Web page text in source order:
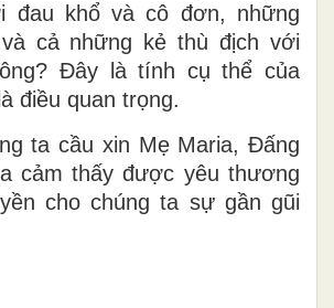
đau khổ và cô đơn, những
cả những kẻ thù địch với
Đây là tính cụ thể của
điều quan trọng.
ta cầu xin Mẹ Maria, Đấng
cảm thấy được yêu thương
cho chúng ta sự gần gũi